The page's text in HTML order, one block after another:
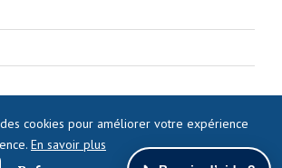
cookies pour améliorer votre expérience
En savoir plus